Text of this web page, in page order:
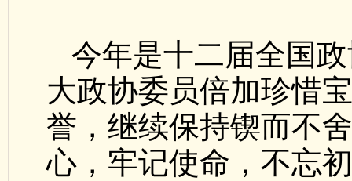
今年是十二届全国
大政协委员倍加珍惜
誉，继续保持锲而不
心，牢记使命，不忘